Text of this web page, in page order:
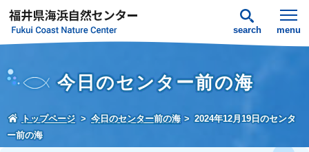
search menu
今日のセンター前の海
トップページ 今日のセンター前の海
2024年12月19日のセンタ
ー前の海